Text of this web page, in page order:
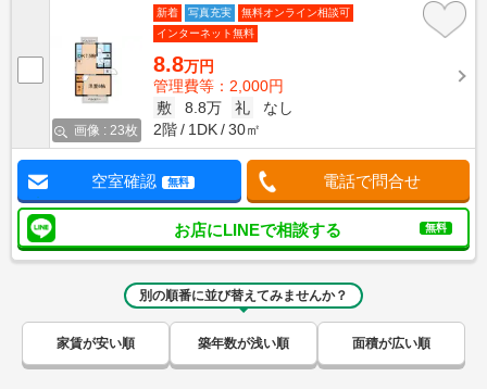
画像 : 23枚
新着 写真充実
無料オンライン相談可
インターネット無料
8.8万円
管理費等：2,000円
敷
8.8万 礼
なし
2階
1DK 30㎡
空室確認 無料 電話で問合せ
お店にLINEで相談する 無料
別の順番に並び替えてみませんか？
家賃が安い順 築年数が浅い順 面積が広い順